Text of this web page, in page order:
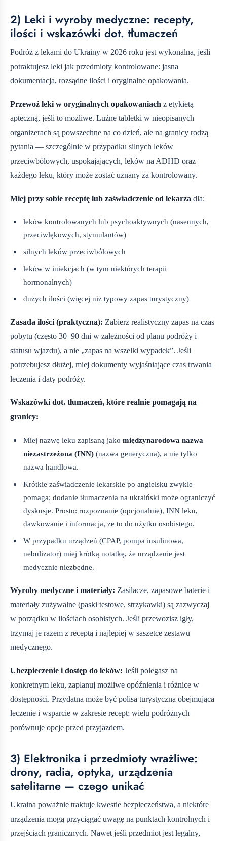
2) Leki i wyroby medyczne: recepty,
ilości i wskazówki dot. tłumaczeń
Podróż z lekami do Ukrainy w 2026 roku jest wykonalna, jeśli
potraktujesz leki jak przedmioty kontrolowane: jasna
dokumentacja, rozsądne ilości i oryginalne opakowania.
Przewoź leki w oryginalnych opakowaniach z etykietą
apteczną, jeśli to możliwe. Luźne tabletki w nieopisanych
organizerach są powszechne na co dzień, ale na granicy rodzą
pytania — szczególnie w przypadku silnych leków
przeciwbólowych, uspokajających, leków na ADHD oraz
każdego leku, który może zostać uznany za kontrolowany.
Miej przy sobie receptę lub zaświadczenie od lekarza dla:
leków kontrolowanych lub psychoaktywnych (nasennych,
przeciwlękowych, stymulantów)
silnych leków przeciwbólowych
leków w iniekcjach (w tym niektórych terapii
hormonalnych)
dużych ilości (więcej niż typowy zapas turystyczny)
Zasada ilości (praktyczna): Zabierz realistyczny zapas na czas
pobytu (często 30–90 dni w zależności od planu podróży i
statusu wjazdu), a nie „zapas na wszelki wypadek”. Jeśli
potrzebujesz dłużej, miej dokumenty wyjaśniające czas trwania
leczenia i daty podróży.
Wskazówki dot. tłumaczeń, które realnie pomagają na
granicy:
Miej nazwę leku zapisaną jakomiędzynarodowa nazwa
niezastrzeżona (INN) (nazwa generyczna), a nie tylko
nazwa handlowa.
Krótkie zaświadczenie lekarskie po angielsku zwykle
pomaga; dodanie tłumaczenia na ukraiński może ograniczyć
dyskusje. Prosto: rozpoznanie (opcjonalnie), INN leku,
dawkowanie i informacja, że to do użytku osobistego.
W przypadku urządzeń (CPAP, pompa insulinowa,
nebulizator) miej krótką notatkę, że urządzenie jest
medycznie niezbędne.
Wyroby medyczne i materiały: Zasilacze, zapasowe baterie i
materiały zużywalne (paski testowe, strzykawki) są zazwyczaj
w porządku w ilościach osobistych. Jeśli przewozisz igły,
trzymaj je razem z receptą i najlepiej w saszetce zestawu
medycznego.
Ubezpieczenie i dostęp do leków: Jeśli polegasz na
konkretnym leku, zaplanuj możliwe opóźnienia i różnice w
dostępności. Przydatna może być polisa turystyczna obejmująca
leczenie i wsparcie w zakresie recept; wielu podróżnych
porównuje opcje przed przyjazdem.
3) Elektronika i przedmioty wrażliwe:
drony, radia, optyka, urządzenia
satelitarne — czego unikać
Ukraina poważnie traktuje kwestie bezpieczeństwa, a niektóre
urządzenia mogą przyciągać uwagę na punktach kontrolnych i
przejściach granicznych. Nawet jeśli przedmiot jest legalny,